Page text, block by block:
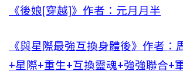
《後娘[穿越]》作者：元月月半
《與星際最強互換身體後》作者：
+星際+重生+互換靈魂+強強聯合+